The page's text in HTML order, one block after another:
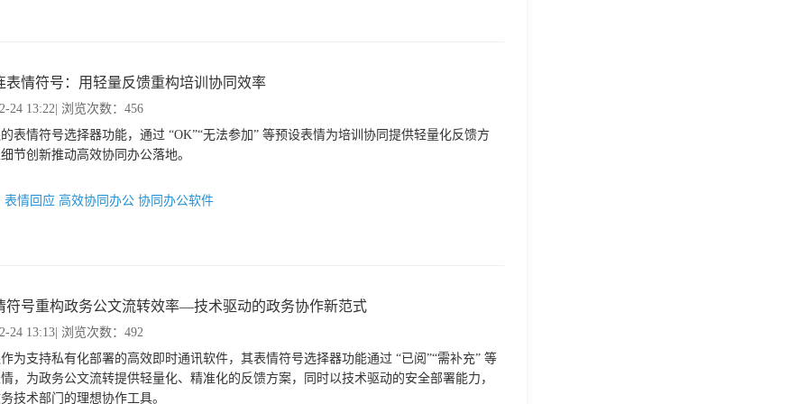
表情符号：用轻量反馈重构培训协同效率
24 13:22 | 浏览次数：456
表情符号选择器功能，通过 “OK”“无法参加” 等预设表情为培训协同提供轻量化反馈方
节创新推动高效协同办公落地。
表情回应 高效协同办公 协同办公软件
符号重构政务公文流转效率—技术驱动的政务协作新范式
24 13:13 | 浏览次数：492
为支持私有化部署的高效即时通讯软件，其表情符号选择器功能通过 “已阅”“需补充” 等
，为政务公文流转提供轻量化、精准化的反馈方案，同时以技术驱动的安全部署能力，
技术部门的理想协作工具。